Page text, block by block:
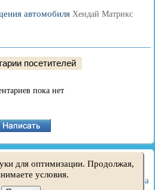
автомобиля Хендай Матрикс
посетителей
пока нет
·
сайту·Владельцам Хендай
3·Элантра 1·
Элантра
для оптимизации. Продолжая,
условия.